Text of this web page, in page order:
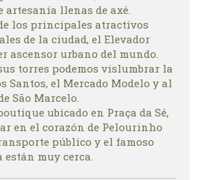
artesanía llenas de axé.
los principales atractivos
de la ciudad, el Elevador
ascensor urbano del mundo.
torres podemos vislumbrar la
Santos, el Mercado Modelo y al
São Marcelo.
ubicado en Praça da Sé,
en el corazón de Pelourinho
público y el famoso
están muy cerca.